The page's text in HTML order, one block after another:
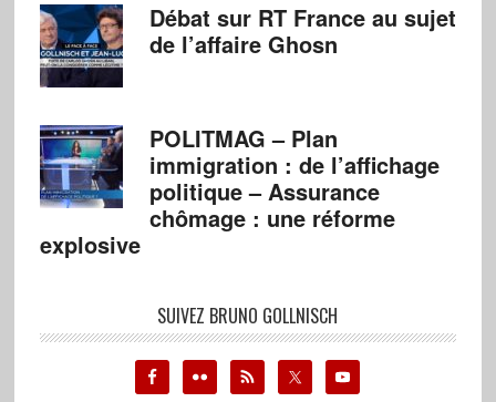
Débat sur RT France au sujet
de l’affaire Ghosn
POLITMAG – Plan
immigration : de l’affichage
politique – Assurance
chômage : une réforme
explosive
SUIVEZ BRUNO GOLLNISCH